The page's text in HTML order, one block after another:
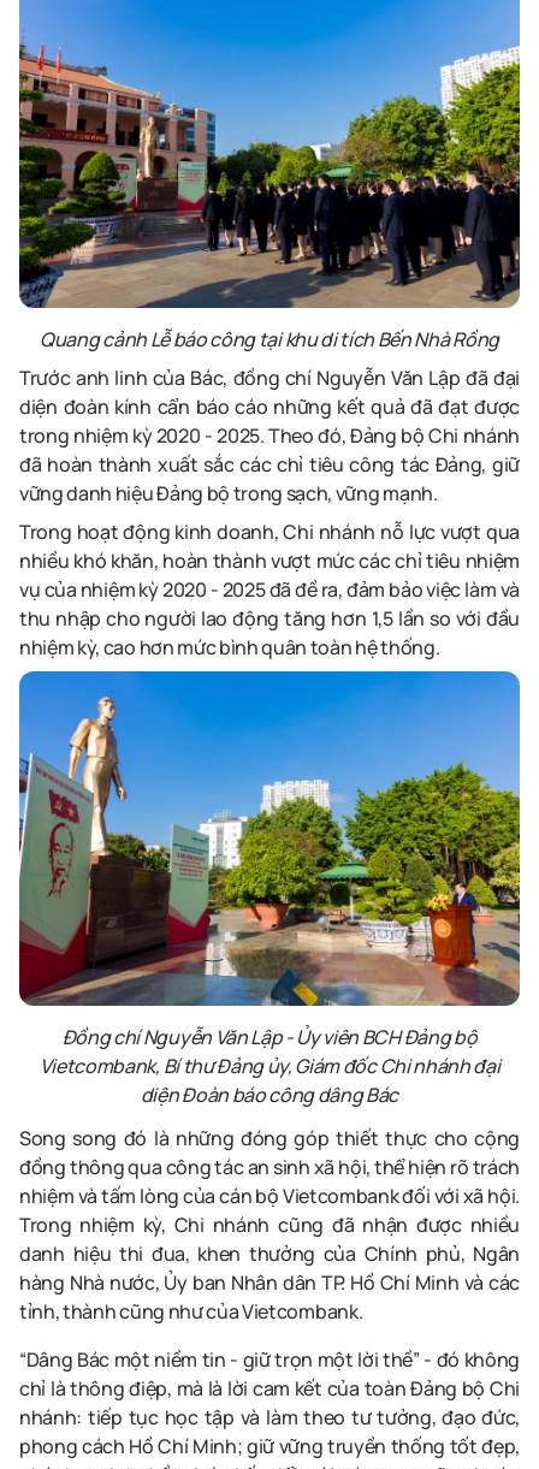
Quang cảnh Lễ báo côngtạikhuditíchBến NhàRồng
Trước anh linh của Bác, đồng chí Nguyễn Văn Lậpđã đại
diện đoàn kính cẩn báo cáo những kết quả đã đạt được
trong nhiệm kỳ2020 -2025. Theo đó,Đảng bộ Chi nhánh
đã hoàn thành xuất sắc các chỉ tiêu công tác Đảng, giữ
vững danh hiệu Đảng bộ trong sạch, vững mạnh.
Trong hoạt động kinh doanh, Chi nhánh nỗ lựcvượt qua
nhiều khó khăn, hoàn thành vượt mức các chỉ tiêu nhiệm
vụcủa nhiệmkỳ2020 -2025đãđề ra, đảm bảoviệclàmvà
thu nhập cho người lao động tăng hơn 1,5 lần so với đầu
nhiệm kỳ, cao hơn mức bình quân toàn hệ thống.
Đồng chí Nguyễn Văn Lập - Ủy viên BCHĐảng bộ
Vietcombank, Bí thư Đảng ủy, Giám đốc Chi nhánhđại
diện Đoàn báo công dâng Bác
Song song đó là những đóng góp thiết thực cho cộng
đồng thông qua công tác an sinh xã hội, thể hiện rõ trách
nhiệmvàtấm lòng củacánbộVietcombankđốivới xã hội.
Trong nhiệm kỳ, Chi nhánh cũng đã nhận được nhiều
danh hiệu thi đua, khen thưởng của Chính phủ, Ngân
hàng Nhà nước, Ủy ban Nhân dân TP. Hồ Chí Minh và các
tỉnh, thànhcũng nhưcủaVietcombank.
“Dâng Bác một niềm tin - giữtrọn một lời thề” - đó không
chỉ là thông điệp, mà là lời cam kết của toàn Đảng bộ Chi
nhánh: tiếp tục học tập và làm theo tư tưởng, đạo đức,
phong cách Hồ Chí Minh;giữ vững truyền thống tốt đẹp,